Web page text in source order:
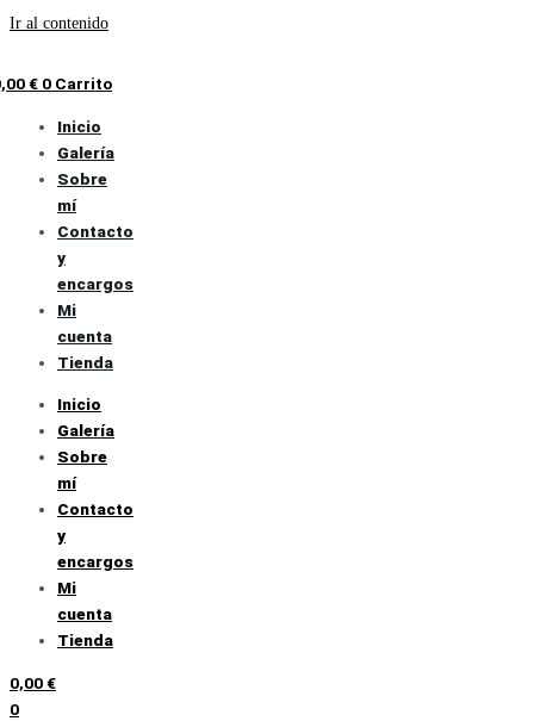
Ir al contenido
€ 0 Carrito
Inicio
Galería
Sobre
mí
Contacto
y
encargos
Mi
cuenta
Tienda
Inicio
Galería
Sobre
mí
Contacto
y
encargos
Mi
cuenta
Tienda
0,00€
0